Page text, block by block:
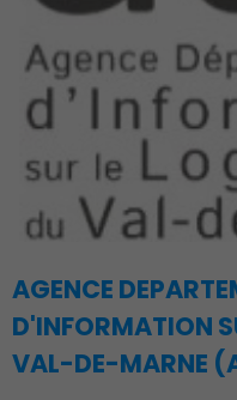
AGENCE
D'INFORMATION
VAL-DE-MARNE